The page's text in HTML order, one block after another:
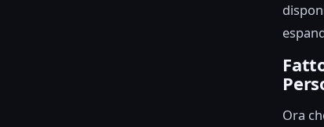
Ora